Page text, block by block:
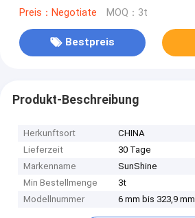
überlegene Leistung
Preis：Negotiate MOQ：3t
Bestpreis
Produkt-Beschreibung
Herkunftsort
CHINA
Lieferzeit
30 Tage
Markenname
SunShine
Min Bestellmenge
3t
Modellnummer
6 mm bis 323,9 mm